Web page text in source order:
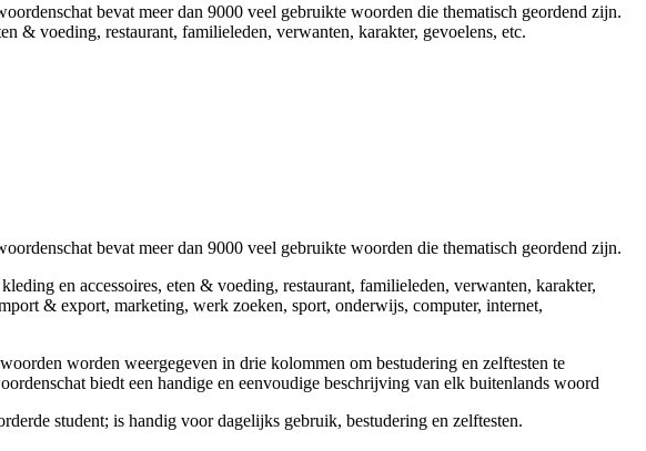
bevat meer dan 9000 veel gebruikte woorden die thematisch geordend zijn.
& voeding, restaurant, familieleden, verwanten, karakter, gevoelens, etc.
bevat meer dan 9000 veel gebruikte woorden die thematisch geordend zijn.
en accessoires, eten & voeding, restaurant, familieleden, verwanten, karakter,
& export, marketing, werk zoeken, sport, onderwijs, computer, internet,
worden weergegeven in drie kolommen om bestudering en zelftesten te
biedt een handige en eenvoudige beschrijving van elk buitenlands woord
student; is handig voor dagelijks gebruik, bestudering en zelftesten.